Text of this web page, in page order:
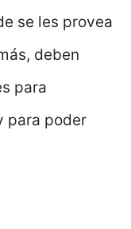
se les provea
deben
para
para poder